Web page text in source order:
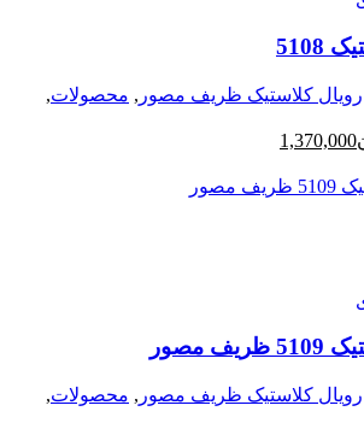
رویال کلاستیک ظریف مصور , محصولات,
تومان1,395,000
1,370,000
تومان1,370,000
مصور
رویال کلاستیک ظریف مصور , محصولات,